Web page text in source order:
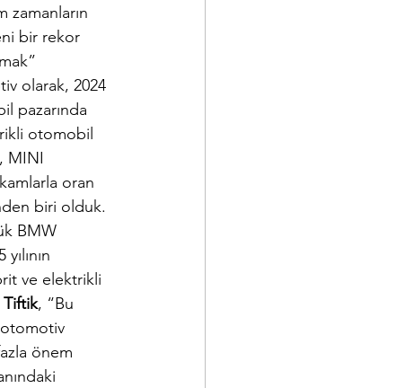
zamanların
bir rekor
olarak, 2024
pazarında
otomobil
MINI
oran
biri olduk.
BMW
ve elektrikli
Tiftik, “Bu
otomotiv
önem